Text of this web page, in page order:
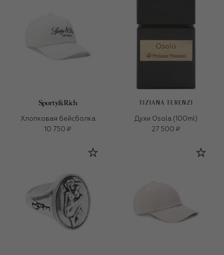
Хлопковая бейсболка
10 750 ₽
TIZIANA TERENZI
Духи Osola (100ml)
27 500 ₽